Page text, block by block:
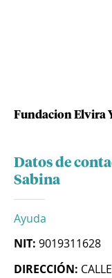
Fundacion Elvira
Datos de
Sabina
Ayuda
NIT: 9019311628
DIRECCIÓN: